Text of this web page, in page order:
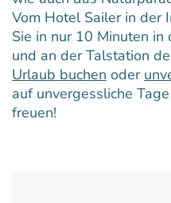
Vom Hotel Sailer in der
Sie in nur 10 Minuten
und an der Talstation
Urlaub buchen oder
auf unvergessliche
freuen!